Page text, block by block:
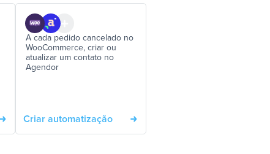
A cada pedido cancelado no
WooCommerce, criar ou
atualizar um contato no
Agendor
Criar automatização